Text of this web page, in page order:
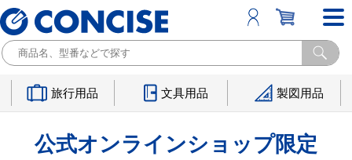
旅行用品 文具用品 製図用品
公式オンラインショップ限定